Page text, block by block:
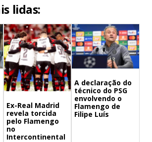
lidas:
Ex-Real Madrid
revela torcida
pelo Flamengo
no
Intercontinental
A declaração do
técnico do PSG
envolvendo o
Flamengo de
Filipe Luís